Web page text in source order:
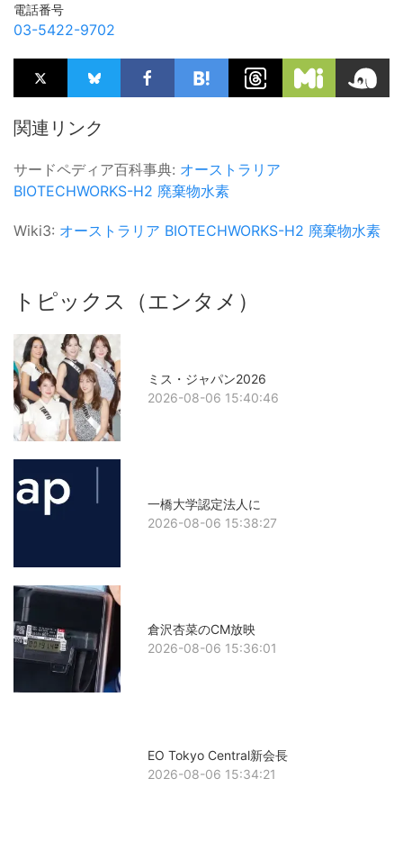
電話番号
03-5422-9702
関連リンク
サードペディア百科事典: オーストラリア
BIOTECHWORKS-H2 廃棄物水素
Wiki3: オーストラリア BIOTECHWORKS-H2 廃棄物水素
トピックス（エンタメ）
ミス・ジャパン2026
2026-08-06 15:40:46
一橋大学認定法人に
2026-08-06 15:38:27
倉沢杏菜のCM放映
2026-08-06 15:36:01
EO Tokyo Central新会長
2026-08-06 15:34:21